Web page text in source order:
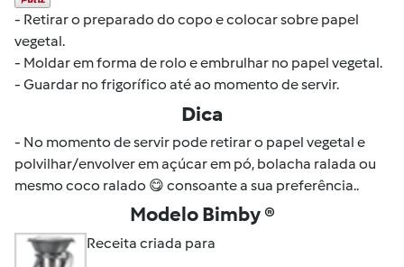
- Retirar o preparado do copo e colocar sobre papel
vegetal.
- Moldar em forma de rolo e embrulhar no papel vegetal.
- Guardar no frigorífico até ao momento de servir.
Dica
- No momento de servir pode retirar o papel vegetal e
polvilhar/envolver em açúcar em pó, bolacha ralada ou
mesmo coco ralado 😋 consoante a sua preferência..
Modelo Bimby ®
Receita criada para